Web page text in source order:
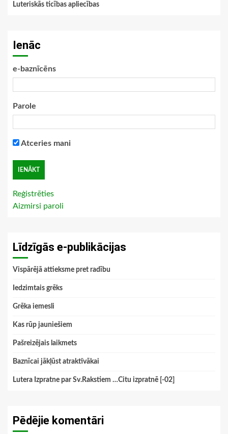
Luteriskās ticības apliecības
Ienāc
e-baznīcēns
Parole
Atceries mani
Reģistrēties
Aizmirsi paroli
Līdzīgās e-publikācijas
Vispārējā attieksme pret radību
Iedzimtais grēks
Grēka iemesli
Kas rūp jauniešiem
Pašreizējais laikmets
Baznīcai jākļūst atraktīvākai
Lutera Izpratne par Sv.Rakstiem …Citu izpratnē [-02]
Pēdējie komentāri